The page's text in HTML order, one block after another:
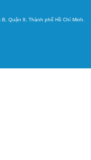
Quận 9, Thành phố Hồ Chí Minh.